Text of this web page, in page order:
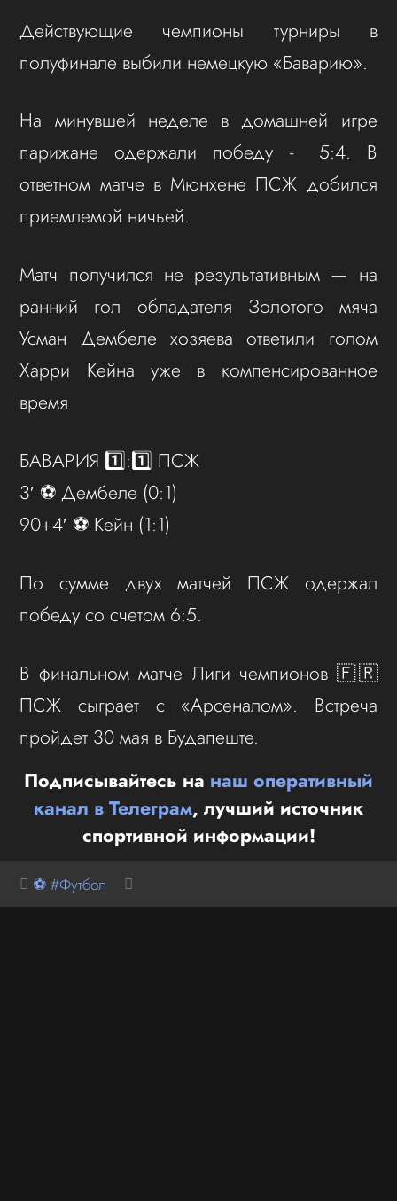
Действующие чемпионы турниры в
полуфинале выбили немецкую «Баварию».
На минувшей неделе в домашней игре
парижане одержали победу - 5:4. В
ответном матче в Мюнхене ПСЖ добился
приемлемой ничьей.
Матч получился не результативным — на
ранний гол обладателя Золотого мяча
Усман Дембеле хозяева ответили голом
Харри Кейна уже в компенсированное
время
БАВАРИЯ 1️⃣:1️⃣ ПСЖ
3′ ⚽️ Дембеле (0:1)
90+4′ ⚽️ Кейн (1:1)
По сумме двух матчей ПСЖ одержал
победу со счетом 6:5.
В финальном матче Лиги чемпионов 🇫🇷
ПСЖ сыграет с «Арсеналом». Встреча
пройдет 30 мая в Будапеште.
Подписывайтесь на наш оперативный
канал в Телеграм, лучший источник
спортивной информации!
⚽ #Футбол